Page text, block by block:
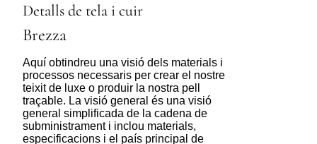
Detalls de tela i cuir
Brezza
Aquí obtindreu una visió dels materials i
processos necessaris per crear el nostre
teixit de luxe o produir la nostra pell
traçable. La visió general és una visió
general simplificada de la cadena de
subministrament i inclou materials,
especificacions i el país principal de